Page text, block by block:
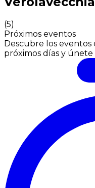
(5)
Próximos eventos
Descubre los eventos
próximos días y